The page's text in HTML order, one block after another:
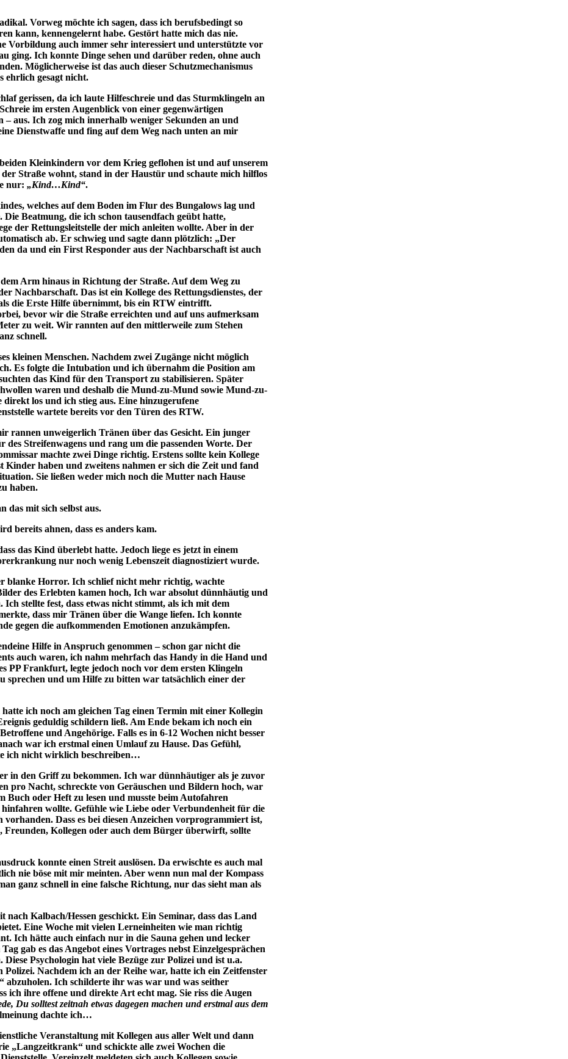
Vorweg möchte ich sagen, dass ich berufsbedingt so
kann, kennengelernt habe. Gestört hatte mich das nie.
Vorbildung auch immer sehr interessiert und unterstützte vor
ging. Ich konnte Dinge sehen und darüber reden, ohne auch
Möglicherweise ist das auch dieser Schutzmechanismus
ehrlich gesagt nicht.
gerissen, da ich laute Hilfeschreie und das Sturmklingeln an
im ersten Augenblick von einer gegenwärtigen
aus. Ich zog mich innerhalb weniger Sekunden an und
Dienstwaffe und fing auf dem Weg nach unten an mir
Kleinkindern vor dem Krieg geflohen ist und auf unserem
Straße wohnt, stand in der Haustür und schaute mich hilflos
nur: „Kind…Kind“.
welches auf dem Boden im Flur des Bungalows lag und
Beatmung, die ich schon tausendfach geübt hatte,
der Rettungsleitstelle der mich anleiten wollte. Aber in der
ab. Er schwieg und sagte dann plötzlich: „Der
da und ein First Responder aus der Nachbarschaft ist auch
Arm hinaus in Richtung der Straße. Auf dem Weg zu
Nachbarschaft. Das ist ein Kollege des Rettungsdienstes, der
die Erste Hilfe übernimmt, bis ein RTW eintrifft.
bevor wir die Straße erreichten und auf uns aufmerksam
zu weit. Wir rannten auf den mittlerweile zum Stehen
schnell.
kleinen Menschen. Nachdem zwei Zugänge nicht möglich
Es folgte die Intubation und ich übernahm die Position am
das Kind für den Transport zu stabilisieren. Später
waren und deshalb die Mund-zu-Mund sowie Mund-zu-
los und ich stieg aus. Eine hinzugerufene
wartete bereits vor den Türen des RTW.
rannen unweigerlich Tränen über das Gesicht. Ein junger
Streifenwagens und rang um die passenden Worte. Der
machte zwei Dinge richtig. Erstens sollte kein Kollege
Kinder haben und zweitens nahmen er sich die Zeit und fand
Sie ließen weder mich noch die Mutter nach Hause
haben.
das mit sich selbst aus.
bereits ahnen, dass es anders kam.
das Kind überlebt hatte. Jedoch liege es jetzt in einem
nur noch wenig Lebenszeit diagnostiziert wurde.
blanke Horror. Ich schlief nicht mehr richtig, wachte
des Erlebten kamen hoch, Ich war absolut dünnhäutig und
stellte fest, dass etwas nicht stimmt, als ich mit dem
dass mir Tränen über die Wange liefen. Ich konnte
gegen die aufkommenden Emotionen anzukämpfen.
Hilfe in Anspruch genommen – schon gar nicht die
auch waren, ich nahm mehrfach das Handy in die Hand und
PP Frankfurt, legte jedoch noch vor dem ersten Klingeln
sprechen und um Hilfe zu bitten war tatsächlich einer der
ich noch am gleichen Tag einen Termin mit einer Kollegin
geduldig schildern ließ. Am Ende bekam ich noch ein
und Angehörige. Falls es in 6-12 Wochen nicht besser
war ich erstmal einen Umlauf zu Hause. Das Gefühl,
ich nicht wirklich beschreiben…
in den Griff zu bekommen. Ich war dünnhäutiger als je zuvor
pro Nacht, schreckte von Geräuschen und Bildern hoch, war
Buch oder Heft zu lesen und musste beim Autofahren
wollte. Gefühle wie Liebe oder Verbundenheit für die
Dass es bei diesen Anzeichen vorprogrammiert ist,
Kollegen oder auch dem Bürger überwirft, sollte
konnte einen Streit auslösen. Da erwischte es auch mal
nie böse mit mir meinten. Aber wenn nun mal der Kompass
ganz schnell in eine falsche Richtung, nur das sieht man als
Kalbach/Hessen geschickt. Ein Seminar, dass das Land
Eine Woche mit vielen Lerneinheiten wie man richtig
Ich hätte auch einfach nur in die Sauna gehen und lecker
gab es das Angebot eines Vortrages nebst Einzelgesprächen
Psychologin hat viele Bezüge zur Polizei und ist u.a.
Polizei. Nachdem ich an der Reihe war, hatte ich ein Zeitfenster
abzuholen. Ich schilderte ihr was war und was seither
ich ihre offene und direkte Art echt mag. Sie riss die Augen
Du solltest zeitnah etwas dagegen machen und erstmal aus dem
dachte ich…
Veranstaltung mit Kollegen aus aller Welt und dann
„Langzeitkrank“ und schickte alle zwei Wochen die